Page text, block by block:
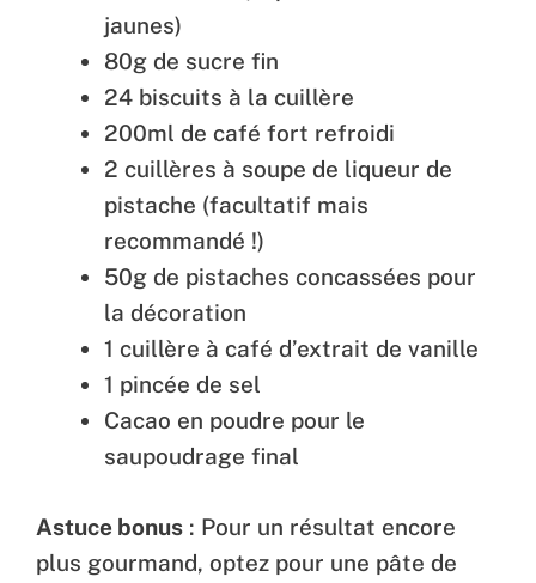
jaunes)
80g de sucre fin
24 biscuits à la cuillère
200ml de café fort refroidi
2 cuillères à soupe de liqueur de
pistache (facultatif mais
recommandé !)
50g de pistaches concassées pour
la décoration
1 cuillère à café d’extrait de vanille
1 pincée de sel
Cacao en poudre pour le
saupoudrage final
Astuce bonus : Pour un résultat encore
plus gourmand, optez pour une pâte de